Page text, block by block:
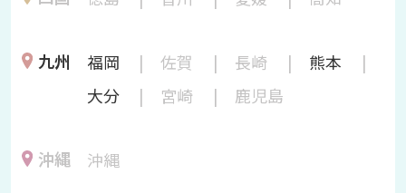
九州 福岡 佐賀 長崎
熊本
大分
宮崎 鹿児島
沖縄 沖縄